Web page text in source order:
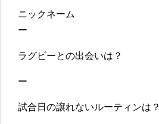
ニックネーム
ー
ラグビーとの出会いは？
ー
試合日の譲れないルーティンは？